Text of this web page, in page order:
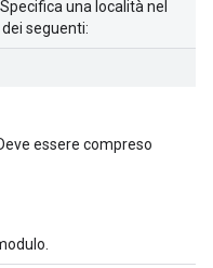
una località nel
seguenti:
essere compreso